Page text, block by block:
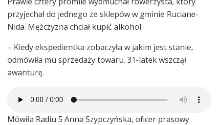
przyjechał do jednego ze sklepów w gminie Ruciane-
Nida. Mężczyzna chciał kupić alkohol.
– Kiedy ekspedientka zobaczyła w jakim jest stanie,
odmówiła mu sprzedaży towaru. 31-latek wszczął
awanturę.
Mówiła Radiu 5 Anna Szypczyńska, oficer prasowy